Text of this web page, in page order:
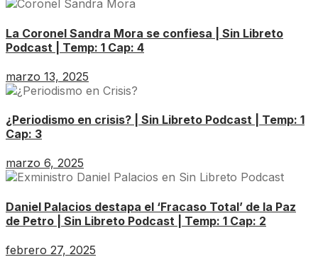
La Coronel Sandra Mora se confiesa | Sin Libreto
Podcast | Temp: 1 Cap: 4
marzo 13, 2025
¿Periodismo en crisis? | Sin Libreto Podcast | Temp: 1
Cap: 3
marzo 6, 2025
Daniel Palacios destapa el ‘Fracaso Total’ de la Paz
de Petro | Sin Libreto Podcast | Temp: 1 Cap: 2
febrero 27, 2025